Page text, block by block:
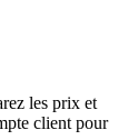
les prix et
client pour